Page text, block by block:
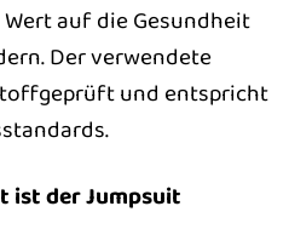
auf die Gesundheit
Der verwendete
und entspricht
ist der Jumpsuit